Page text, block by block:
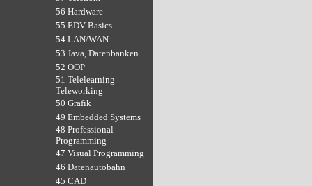
56 Hardware
55 EDV-Basics
54 LAN/WAN
53 Java, Datenbanken
52 OOP
51 Telelearning
Teleworking
50 Grafik
49 Embedded Systems
48 Professional
Programming
47 Visual Programming
46 Datenautobahn
45 CAD